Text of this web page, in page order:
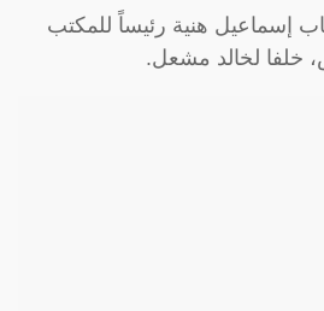
تم انتخاب إسماعيل هنية رئيساً للمكتب
خلفا لخالد مشعل.